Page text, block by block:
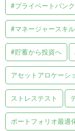
#プライベートバンク
#マネージャースキル
#貯蓄から投資へ
アセットアロケーシ
ストレステスト
ポートフォリオ最適